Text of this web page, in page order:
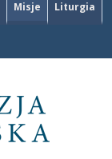
Misje Liturgia